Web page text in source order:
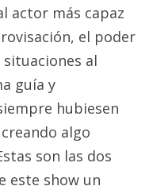
actor más capaz
el poder
al
guía y
hubiesen
algo
son las dos
este show un